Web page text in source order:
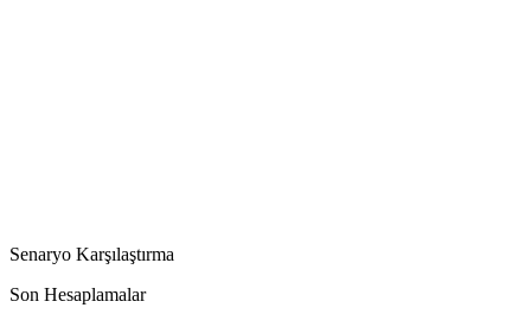
Senaryo Karşılaştırma
Son Hesaplamalar